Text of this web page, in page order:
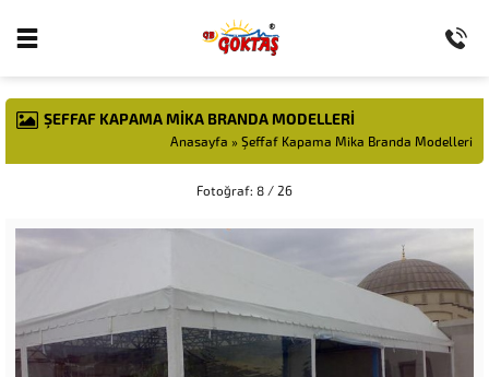
ŞEFFAF KAPAMA MIKA BRANDA MODELLERI
Anasayfa » Şeffaf Kapama Mika Branda Modelleri
Fotoğraf: 8 / 26